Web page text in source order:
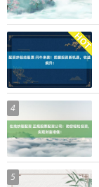
4
5